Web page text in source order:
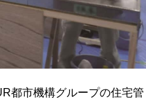
都市機構グループの住宅管